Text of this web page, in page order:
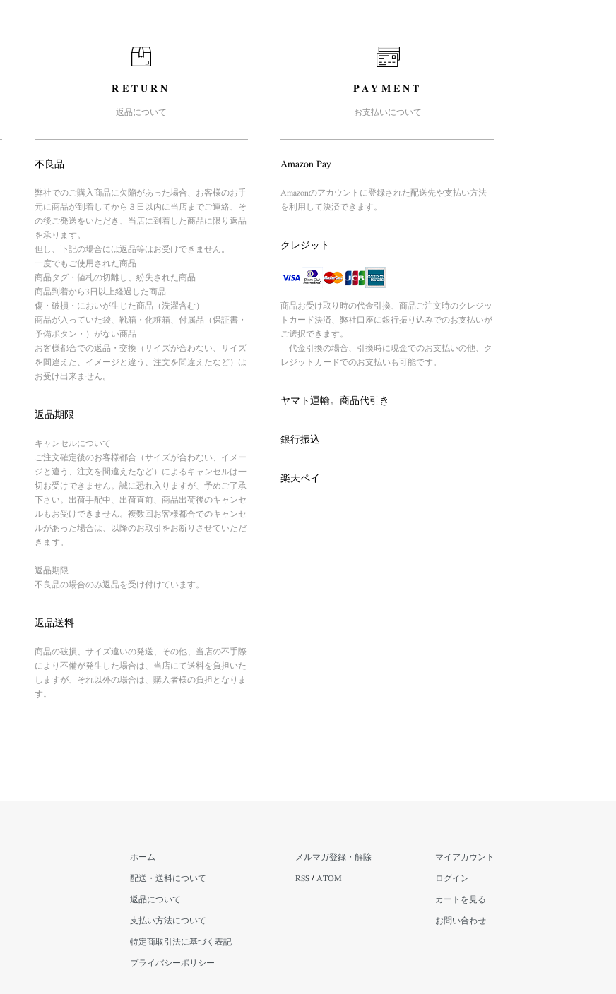
RETURN
返品について
不良品
弊社でのご購入商品に欠陥があった場合、お客様のお手
元に商品が到着してから３日以内に当店までご連絡、そ
の後ご発送をいただき、当店に到着した商品に限り返品
を承ります。
但し、下記の場合には返品等はお受けできません。
一度でもご使用された商品
商品タグ・値札の切離し、紛失された商品
商品到着から3日以上経過した商品
傷・破損・においが生じた商品（洗濯含む）
商品が入っていた袋、靴箱・化粧箱、付属品（保証書・
予備ボタン・）がない商品
お客様都合での返品・交換（サイズが合わない、サイズ
を間違えた、イメージと違う、注文を間違えたなど）は
お受け出来ません。
返品期限
キャンセルについて
ご注文確定後のお客様都合（サイズが合わない、イメー
ジと違う、注文を間違えたなど）によるキャンセルは一
切お受けできません。誠に恐れ入りますが、予めご了承
下さい。出荷手配中、出荷直前、商品出荷後のキャンセ
ルもお受けできません。複数回お客様都合でのキャンセ
ルがあった場合は、以降のお取引をお断りさせていただ
きます。
返品期限
不良品の場合のみ返品を受け付けています。
返品送料
商品の破損、サイズ違いの発送、その他、当店の不手際
により不備が発生した場合は、当店にて送料を負担いた
しますが、それ以外の場合は、購入者様の負担となりま
す。
PAYMENT
お支払いについて
Amazon Pay
Amazonのアカウントに登録された配送先や支払い方法
を利用して決済できます。
クレジット
商品お受け取り時の代金引換、商品ご注文時のクレジッ
トカード決済、弊社口座に銀行振り込みでのお支払いが
ご選択できます。
代金引換の場合、引換時に現金でのお支払いの他、ク
レジットカードでのお支払いも可能です。
ヤマト運輸。商品代引き
銀行振込
楽天ペイ
ホーム
配送・送料について
返品について
支払い方法について
特定商取引法に基づく表記
プライバシーポリシー
メルマガ登録・解除
RSS / ATOM
マイアカウント
ログイン
カートを見る
お問い合わせ